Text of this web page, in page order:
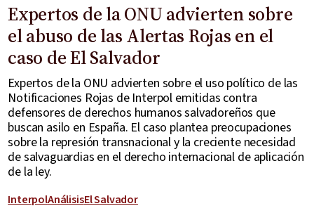
Expertos de la ONU advierten sobre
el abuso de las Alertas Rojas en el
caso de El Salvador
Expertos de la ONU advierten sobre el uso político de las
Notificaciones Rojas de Interpol emitidas contra
defensores de derechos humanos salvadoreños que
buscan asilo en España. El caso plantea preocupaciones
sobre la represión transnacional y la creciente necesidad
de salvaguardias en el derecho internacional de aplicación
de la ley.
InterpolAnálisisEl Salvador